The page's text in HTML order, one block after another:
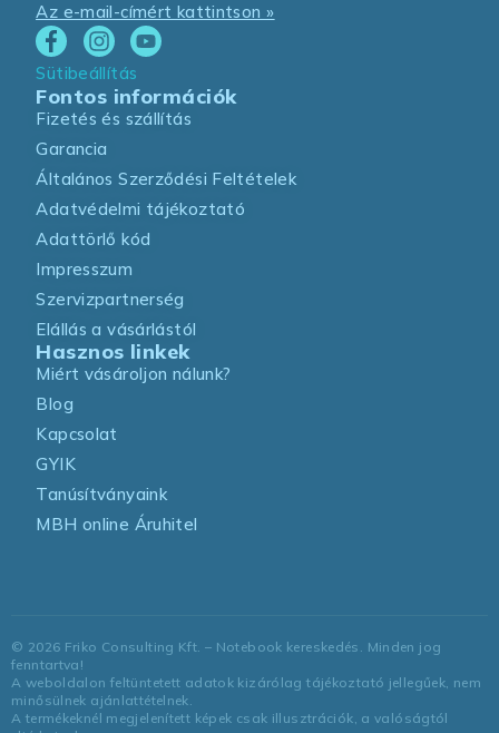
Az e-mail-címért kattintson »
Sütibeállítás
Fontos információk
Fizetés és szállítás
Garancia
Általános Szerződési Feltételek
Adatvédelmi tájékoztató
Adattörlő kód
Impresszum
Szervizpartnerség
Elállás a vásárlástól
Hasznos linkek
Miért vásároljon nálunk?
Blog
Kapcsolat
GYIK
Tanúsítványaink
MBH online Áruhitel
© 2026 Friko Consulting Kft. – Notebook kereskedés. Minden jog
fenntartva!
A weboldalon feltüntetett adatok kizárólag tájékoztató jellegűek, nem
minősülnek ajánlattételnek.
A termékeknél megjelenített képek csak illusztrációk, a valóságtól